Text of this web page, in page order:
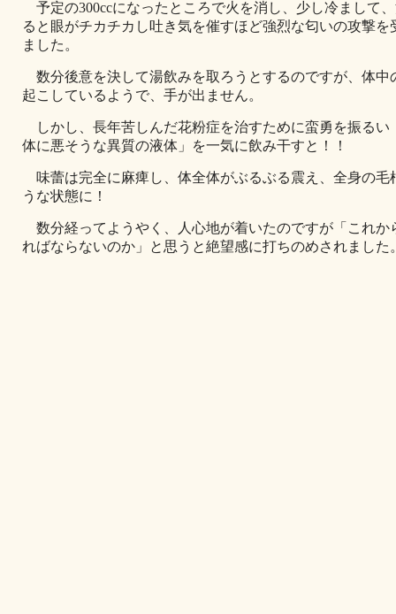
予定の300ccになったところで火を消し、少し冷まして
ると眼がチカチカし吐き気を催すほど強烈な匂いの攻撃
ました。
数分後意を決して湯飲みを取ろうとするのですが、体中
起こしているようで、手が出ません。
しかし、長年苦しんだ花粉症を治すために蛮勇を振るい
体に悪そうな異質の液体」を一気に飲み干すと！！
味蕾は完全に麻痺し、体全体がぶるぶる震え、全身の毛
うな状態に！
数分経ってようやく、人心地が着いたのですが「これか
ればならないのか」と思うと絶望感に打ちのめされました